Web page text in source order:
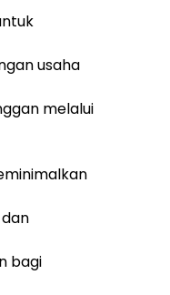
usaha
melalui
bagi